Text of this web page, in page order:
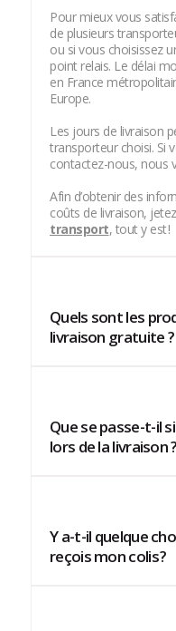
Pour mieux vous
de plusieurs
ou si vous choisissez
point relais. Le délai
en France
Europe.
Les jours de livraison
transporteur choisi. Si
contactez-nous, nous
Afin d’obtenir des
coûts de livraison,
transport, tout y est !
Quels sont les
livraison gratuite ?
Que se passe-t-il
lors de la livraison ?
Y a-t-il quelque
reçois mon colis ?